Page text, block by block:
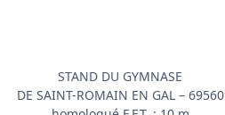
STAND DU GYMNASE
DE SAINT-ROMAIN EN GAL – 69560